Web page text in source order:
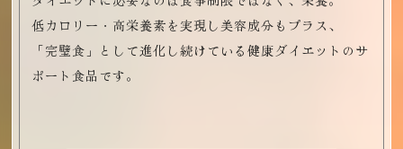
低カロリー・高栄養素を実現し美容成分もプラス、
「完璧食」として進化し続けている健康ダイエットのサ
ポート食品です。